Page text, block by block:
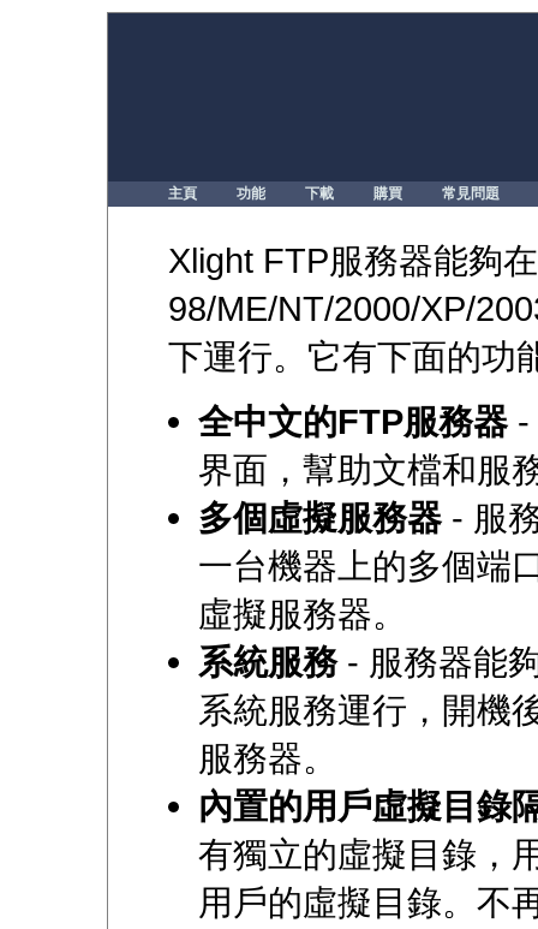
主頁 功能 下載 購買 常見問題
Xlight FTP服務器能夠
98/ME/NT/2000/XP/
下運行。它有下面的功
全中文的FTP服務器 -
界面，幫助文檔和服
多個虛擬服務器 - 服
一台機器上的多個端
虛擬服務器。
系統服務- 服務器能
系統服務運行，開機
服務器。
內置的用戶虛擬目錄
有獨立的虛擬目錄，
用戶的虛擬目錄。不